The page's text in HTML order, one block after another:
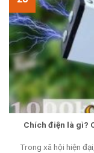
Chích điện là gì?
Trong xã hội hiện